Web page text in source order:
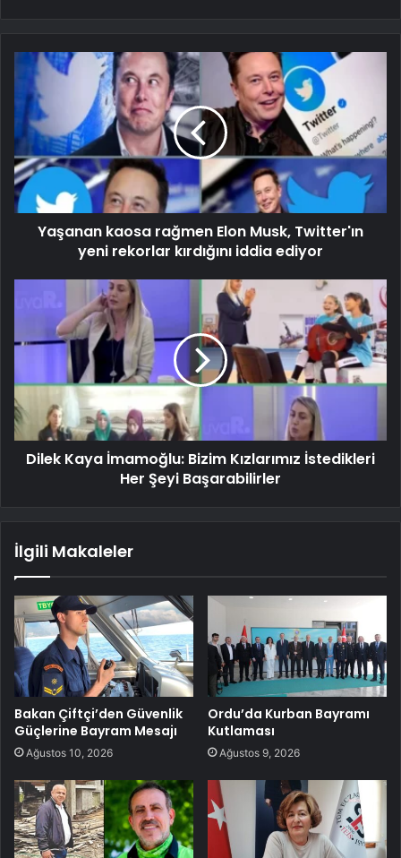
Yaşanan kaosa rağmen Elon Musk, Twitter'ın
yeni rekorlar kırdığını iddia ediyor
Dilek Kaya İmamoğlu: Bizim Kızlarımız İstedikleri
Her Şeyi Başarabilirler
İlgili Makaleler
Bakan Çiftçi’den Güvenlik
Güçlerine Bayram Mesajı
Ağustos 10, 2026
Ordu’da Kurban Bayramı
Kutlaması
Ağustos 9, 2026